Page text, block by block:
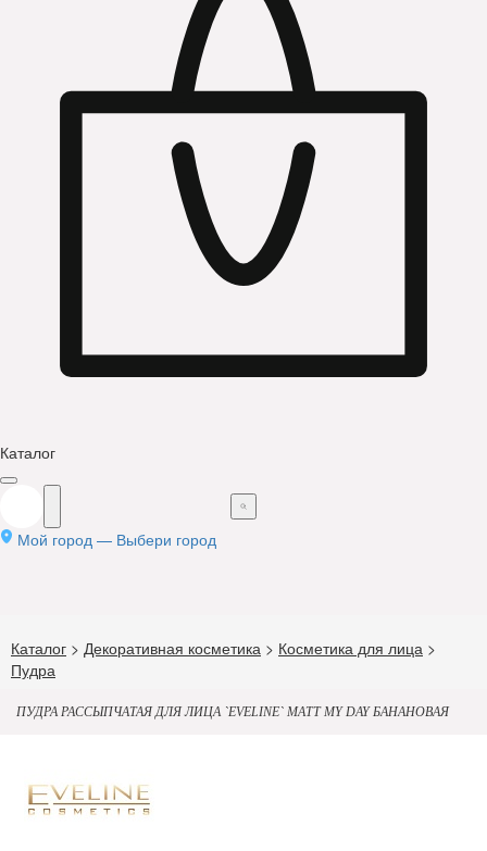
Каталог
Мой город — Выбери город
Каталог > Декоративная косметика > Косметика для лица >
Пудра
ПУДРА РАССЫПЧАТАЯ ДЛЯ ЛИЦА `EVELINE` MATT MY DAY БАНАНОВАЯ